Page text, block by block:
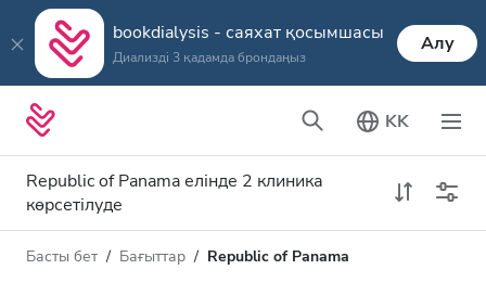
bookdialysis - саяхат қосымшасы
Диализді 3 қадамда брондаңыз
Алу
KK
Republic of Panama елінде 2 клиника
көрсетілуде
Диализ түрі
Қашықтық
Басты бет Бағыттар Republic of Panama